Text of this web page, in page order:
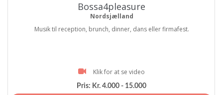
Bossa4pleasure
Nordsjælland
Musik til reception, brunch, dinner, dans eller firmafest.
Klik for at se video
Pris: Kr. 4.000 - 15.000